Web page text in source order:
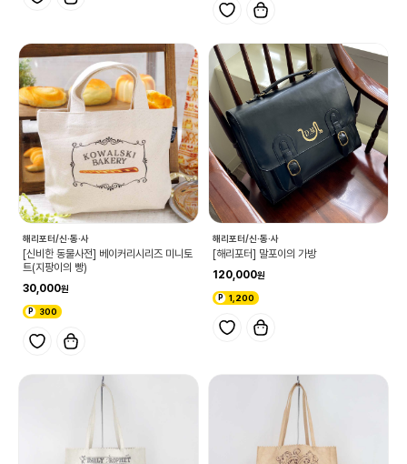
해리포터/신·동·사
[신비한 동물사전] 베이커리시리즈 미니토
트(지팡이의 빵)
30,000
300
해리포터/신·동·사
[해리포터] 말포이의 가방
120,000
1,200